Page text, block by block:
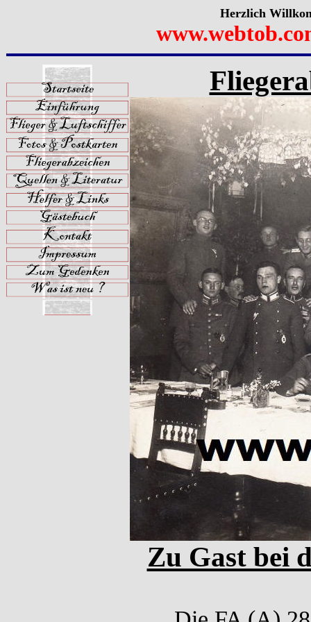
Herzlich
Zu Gast bei